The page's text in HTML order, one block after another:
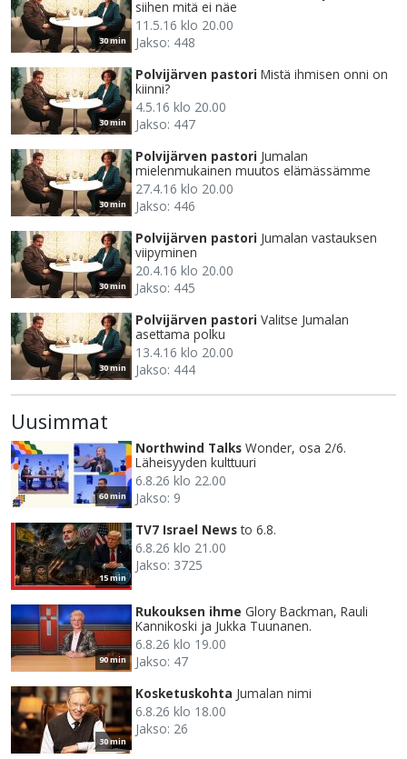
30 min
siihen mitä ei näe
11.5.16 klo 20.00
Jakso: 448
30 min
Polvijärven pastori Mistä ihmisen onni on
kiinni?
4.5.16 klo 20.00
Jakso: 447
30 min
Polvijärven pastori Jumalan
mielenmukainen muutos elämässämme
27.4.16 klo 20.00
Jakso: 446
30 min
Polvijärven pastori Jumalan vastauksen
viipyminen
20.4.16 klo 20.00
Jakso: 445
30 min
Polvijärven pastori Valitse Jumalan
asettama polku
13.4.16 klo 20.00
Jakso: 444
Uusimmat
60 min
Northwind Talks Wonder, osa 2/6.
Läheisyyden kulttuuri
6.8.26 klo 22.00
Jakso: 9
15 min
TV7 Israel News to 6.8.
6.8.26 klo 21.00
Jakso: 3725
90 min
Rukouksen ihme Glory Backman, Rauli
Kannikoski ja Jukka Tuunanen.
6.8.26 klo 19.00
Jakso: 47
30 min
Kosketuskohta Jumalan nimi
6.8.26 klo 18.00
Jakso: 26